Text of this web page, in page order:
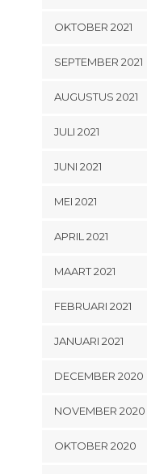
OKTOBER 2021
SEPTEMBER 2021
AUGUSTUS 2021
JULI 2021
JUNI 2021
MEI 2021
APRIL 2021
MAART 2021
FEBRUARI 2021
JANUARI 2021
DECEMBER 2020
NOVEMBER 2020
OKTOBER 2020